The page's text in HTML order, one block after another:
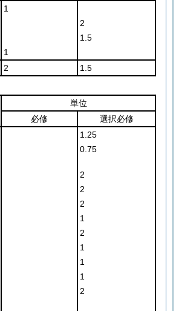
1
2
1.5
1
2
1.5
単位
必修
選択必修
1.25
0.75
2
2
2
1
2
1
1
1
2